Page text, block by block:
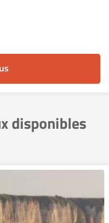
disponibles